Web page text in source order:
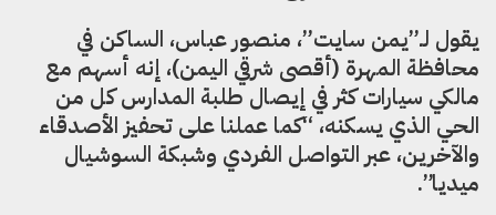
يقول لـ”يمن سايت”، منصور عباس، الساكن في
محافظة المهرة (أقصى شرقي اليمن)، إنه أسهم مع
مالكي سيارات كثر في إيصال طلبة المدارس كل من
الحي الذي يسكنه، “كما عملنا على تحفيز الأصدقاء
والآخرين، عبر التواصل الفردي وشبكة السوشيال
ميديا”.